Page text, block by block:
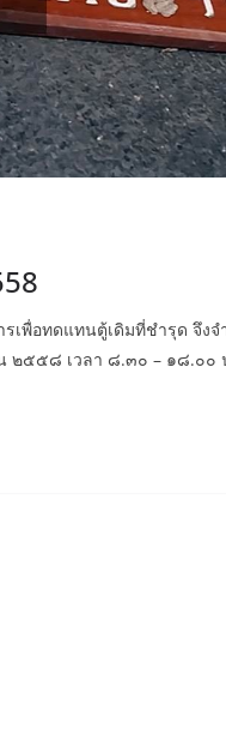
เพื่อทดแทนตู้เดิมที่ชำรุด จึง
๒๕๕๘ เวลา ๘.๓๐ – ๑๘.๐๐